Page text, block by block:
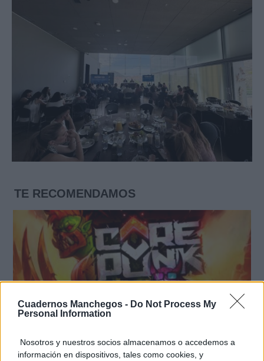
Cuadernos Manchegos - Do Not Process My
Personal Information
Nosotros y nuestros socios almacenamos o accedemos a
información en dispositivos, tales como cookies, y
TE RECOMENDAMOS